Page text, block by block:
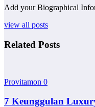
Add your Biographical
view all posts
Related Posts
Provitamon 0
7 Keunggulan